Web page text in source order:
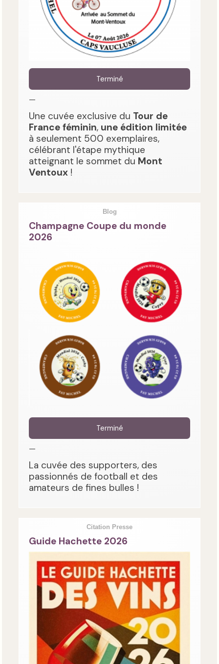
Terminé
—
Une cuvée exclusive du Tour de
France féminin, une édition limitée
à seulement 500 exemplaires,
célébrant l'étape mythique
atteignant le sommet du Mont
Ventoux !
Blog
Champagne Coupe du monde
2026
Terminé
—
La cuvée des supporters, des
passionnés de football et des
amateurs de fines bulles !
Citation Presse
Guide Hachette 2026